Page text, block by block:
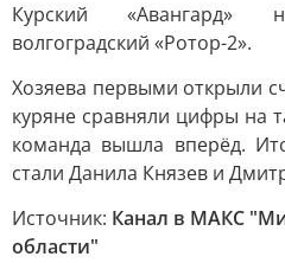
Курский «Авангард»
волгоградский «Ротор-2».
Хозяева первыми открыли
куряне сравняли цифры на
команда вышла вперёд.
стали Данила Князев и
Источник: Канал в МАКС
области"